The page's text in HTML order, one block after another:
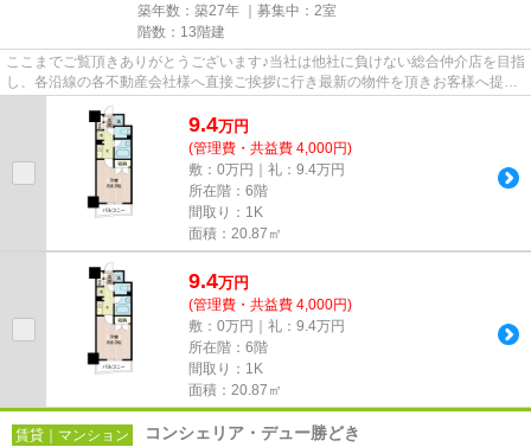
築年数：築27年 ｜募集中： 2室
階数：13階建
ここまでご覧頂きありがとうございます♪当社は他社に負けない総合仲介店を目指
し、各沿線の各不動産会社様へ直接ご挨拶に行き最新の物件を頂きお客様へ提供
しております！最新の情報は...
9.4万円
(管理費・共益費 4,000円)
敷：0万円｜礼：9.4万円
所在階：6階
間取り：1K
面積：20.87㎡
9.4万円
(管理費・共益費 4,000円)
敷：0万円｜礼：9.4万円
所在階：6階
間取り：1K
面積：20.87㎡
賃貸｜マンション コンシェリア・デュー勝どき